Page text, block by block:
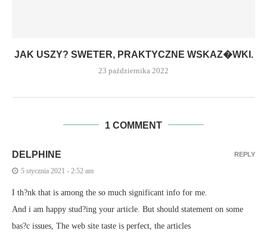
JAK USZY? SWETER, PRAKTYCZNE WSKAZ�WKI.
23 października 2022
1 COMMENT
DELPHINE
5 stycznia 2021 - 2:52 am
I th?nk that is among the so much significant info for me.
And i am happy stud?ing your article. But should statement on some
bas?c issues, The web site taste is perfect, the articles
REPLY